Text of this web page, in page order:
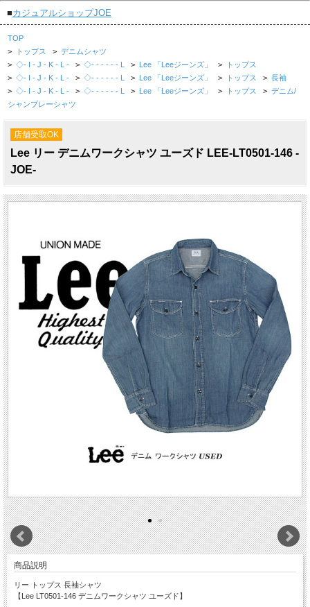
■カジュアルショップJOE
TOP
> トップス > デニムシャツ
> ◇- I - J - K - L - > ◇- - - - - - L > Lee 「Leeジーンズ」 > トップス
> ◇- I - J - K - L - > ◇- - - - - - L > Lee 「Leeジーンズ」 > トップス > 長袖
> ◇- I - J - K - L - > ◇- - - - - - L > Lee 「Leeジーンズ」 > トップス > デニム/
シャンブレーシャツ
店舗受取OK
Lee リー デニムワークシャツ ユーズド LEE-LT0501-146 -
JOE-
商品説明
リー トップス 長袖シャツ
【Lee LT0501-146 デニムワークシャツ ユーズド】